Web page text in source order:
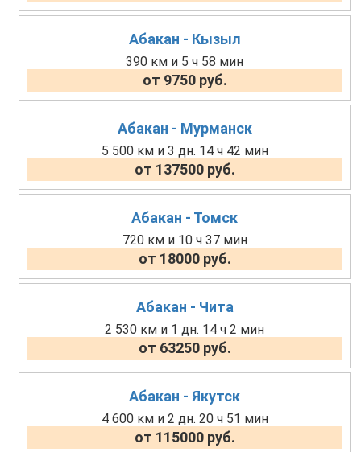
Абакан - Кызыл
390 км и 5 ч 58 мин
от 9750 руб.
Абакан - Мурманск
5 500 км и 3 дн. 14 ч 42 мин
от 137500 руб.
Абакан - Томск
720 км и 10 ч 37 мин
от 18000 руб.
Абакан - Чита
2 530 км и 1 дн. 14 ч 2 мин
от 63250 руб.
Абакан - Якутск
4 600 км и 2 дн. 20 ч 51 мин
от 115000 руб.